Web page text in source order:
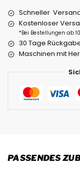
Schneller
Kostenloser
*Bei Bestellungen ab
30 Tage
Maschinen mit
PASSENDES